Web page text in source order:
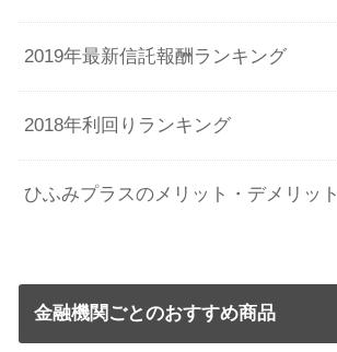
2019年最新信託報酬ランキング
2018年利回りランキング
ひふみプラスのメリット・デメリット
金融機関ごとのおすすめ商品